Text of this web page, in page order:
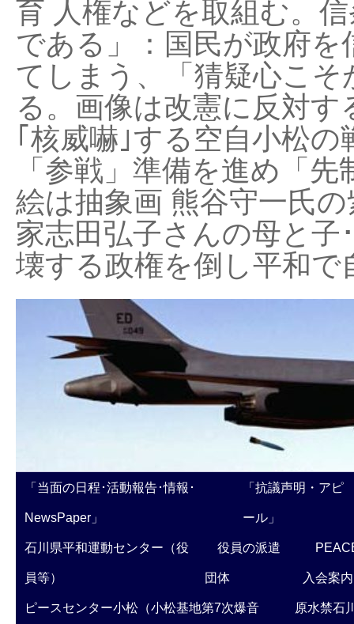
育 人権などを取組む。
である」：国民が政府
てしまう、「猜疑心こ
る。画像は改憲に反対
｢核威嚇｣する空自小松
「参戦」準備を進め「
絵は抽象画 熊谷守一氏
家志田弘子さんの母と子
壊する政権を倒し平和
「当面の日程･活動報告･情報･
NewsPaper」
「抗議声明・アピ
ール」
石川県平和運動センター（役
員等）
役員の派遣
団体 入会案内
ピースセンター小松（小松基地第7次爆音 原水禁石